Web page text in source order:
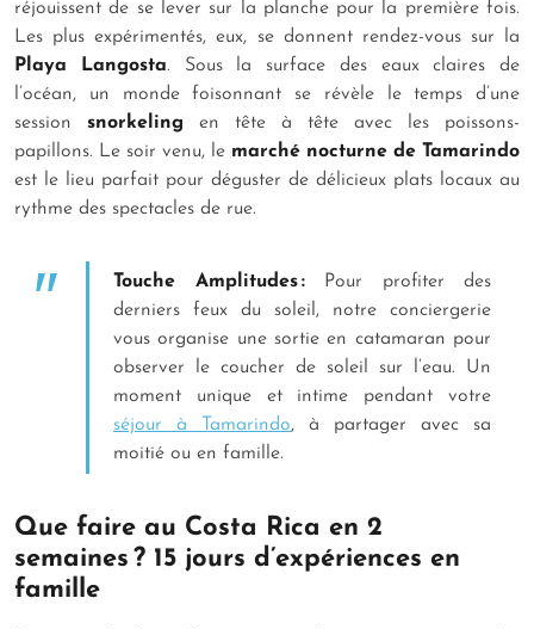
réjouissent de se lever sur la planche pour la première fois.
Les plus expérimentés, eux, se donnent rendez-vous sur la
Playa Langosta. Sous la surface des eaux claires de
l’océan, un monde foisonnant se révèle le temps d’une
session snorkeling en tête à tête avec les poissons-
papillons. Le soir venu, le marché nocturne de Tamarindo
est le lieu parfait pour déguster de délicieux plats locaux au
rythme des spectacles de rue.
Touche Amplitudes :Pour profiter des
derniers feux du soleil, notre conciergerie
vous organise une sortie en catamaran pour
observer le coucher de soleil sur l’eau. Un
moment unique et intime pendant votre
séjour à Tamarindo, à partager avec sa
moitié ou en famille.
Que faire au Costa Rica en 2
semaines ? 15 jours d’expériences en
famille